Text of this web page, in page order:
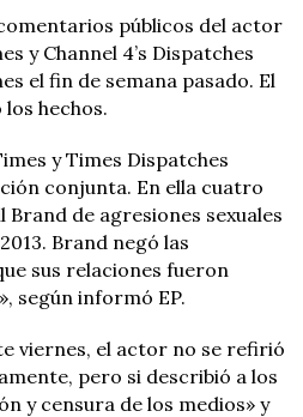
públicos del actor
y Channel 4’s Dispatches
el fin de semana pasado. El
hechos.
y Times Dispatches
conjunta. En ella cuatro
Brand de agresiones sexuales
Brand negó las
sus relaciones fueron
según informó EP.
viernes, el actor no se refirió
pero si describió a los
y censura de los medios» y